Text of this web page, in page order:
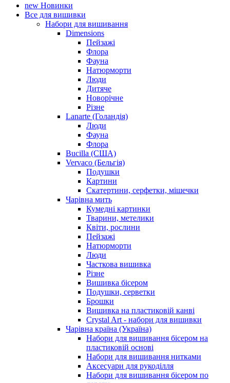
new Новинки
Все для вишивки
Набори для вишивання
Dimensions
Пейзажі
Флора
Фауна
Натюрморти
Люди
Дитяче
Новорічне
Різне
Lanarte (Голандія)
Люди
Фауна
Флора
Bucilla (США)
Vervaco (Бельгія)
Подушки
Картини
Скатертини, серфетки, мішечки
Чарiвна мить
Кумедні картинки
Тварини, метелики
Квіти, рослини
Пейзажі
Натюрморти
Люди
Часткова вишивка
Різне
Вишивка бісером
Подушки, серветки
Брошки
Вишивка на пластиковій канві
Crystal Art - набори для вишивки
Чарівна країна (Україна)
Набори для вишивання бісером на
пластиковій основі
Набори для вишивання нитками
Аксесуари для рукоділля
Набори для вишивання бісером по